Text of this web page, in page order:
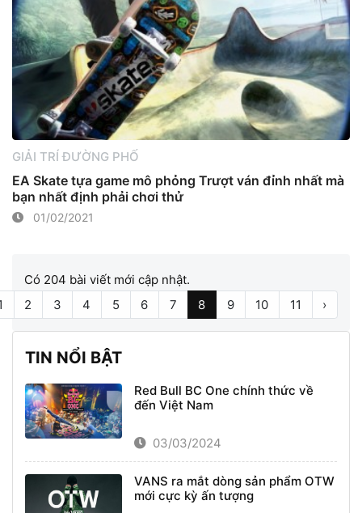
GIẢI TRÍ ĐƯỜNG PHỐ
EA Skate tựa game mô phỏng Trượt ván đỉnh nhất mà
bạn nhất định phải chơi thử
01/02/2021
Có 204 bài viết mới cập nhật.
2 3 4 5 6 7 8 9 10 11 ›
TIN NỔI BẬT
Red Bull BC One chính thức về
đến Việt Nam
03/03/2024
VANS ra mắt dòng sản phẩm OTW
mới cực kỳ ấn tượng